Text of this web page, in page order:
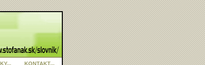
KONTAKT...